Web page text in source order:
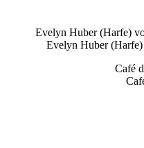
Evelyn Huber